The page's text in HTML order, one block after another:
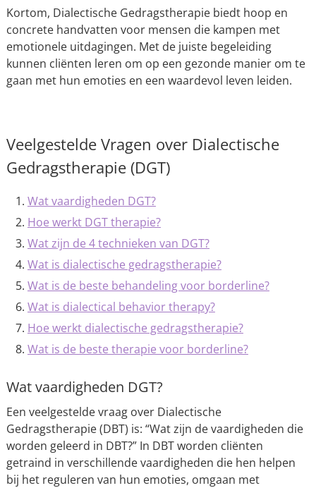
Kortom, Dialectische Gedragstherapie biedt hoop en
concrete handvatten voor mensen die kampen met
emotionele uitdagingen. Met de juiste begeleiding
kunnen cliënten leren om op een gezonde manier om te
gaan met hun emoties en een waardevol leven leiden.
Veelgestelde Vragen over Dialectische
Gedragstherapie (DGT)
Wat vaardigheden DGT?
Hoe werkt DGT therapie?
Wat zijn de 4 technieken van DGT?
Wat is dialectische gedragstherapie?
Wat is de beste behandeling voor borderline?
Wat is dialectical behavior therapy?
Hoe werkt dialectische gedragstherapie?
Wat is de beste therapie voor borderline?
Wat vaardigheden DGT?
Een veelgestelde vraag over Dialectische
Gedragstherapie (DBT) is: “Wat zijn de vaardigheden die
worden geleerd in DBT?” In DBT worden cliënten
getraind in verschillende vaardigheden die hen helpen
bij het reguleren van hun emoties, omgaan met